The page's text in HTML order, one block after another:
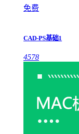
免费
CAD-PS基础1
4578